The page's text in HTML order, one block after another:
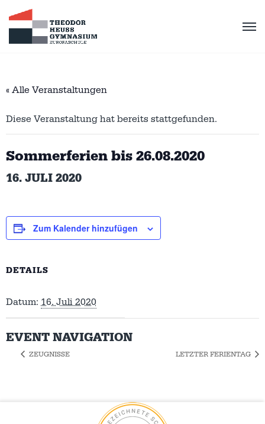
« Alle Veranstaltungen
Diese Veranstaltung hat bereits stattgefunden.
Sommerferien bis 26.08.2020
16. JULI 2020
Zum Kalender hinzufügen
DETAILS
Datum: 16. Juli 2020
EVENT NAVIGATION
ZEUGNISSE LETZTER FERIENTAG